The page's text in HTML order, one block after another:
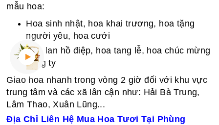
mẫu hoa:
Hoa sinh nhật, hoa khai trương, hoa tặng
người yêu, hoa cưới
Hoa lan hồ điệp, hoa tang lễ, hoa chúc mừng
công ty
Giao hoa nhanh trong vòng 2 giờ đối với khu vực
trung tâm và các xã lân cận như: Hải Bà Trung,
Lâm Thao, Xuân Lũng...
Địa Chỉ Liên Hệ Mua Hoa Tươi Tại Phùng